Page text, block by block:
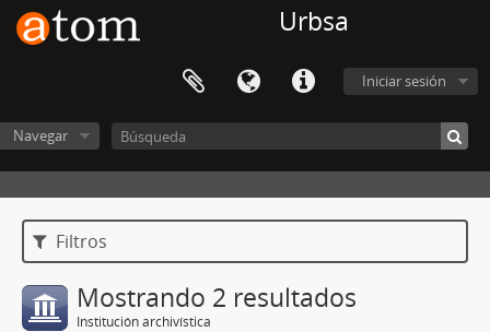
Urbsa
Iniciar sesión
Navegar
Filtros
Mostrando 2 resultados
Institución archivística